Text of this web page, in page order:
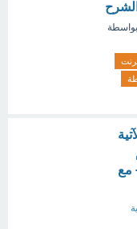
بواسطة
مع